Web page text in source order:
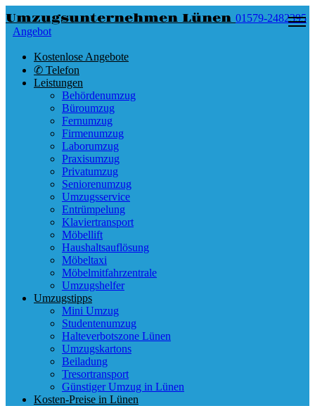
Umzugsunternehmen Lünen 01579-2482395
Angebot
Kostenlose Angebote
✆ Telefon
Leistungen
Behördenumzug
Büroumzug
Fernumzug
Firmenumzug
Laborumzug
Praxisumzug
Privatumzug
Seniorenumzug
Umzugsservice
Entrümpelung
Klaviertransport
Möbellift
Haushaltsauflösung
Möbeltaxi
Möbelmitfahrzentrale
Umzugshelfer
Umzugstipps
Mini Umzug
Studentenumzug
Halteverbotszone Lünen
Umzugskartons
Beiladung
Tresortransport
Günstiger Umzug in Lünen
Kosten-Preise in Lünen